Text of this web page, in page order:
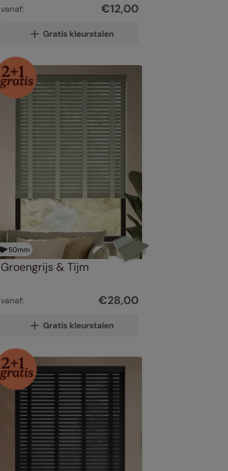
vanaf: €12,00
Gratis kleurstalen
50mm
Groengrijs & Tijm
vanaf: €28,00
Gratis kleurstalen